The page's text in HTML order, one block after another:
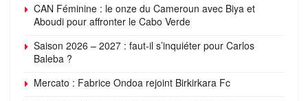
CAN Féminine : le onze du Cameroun avec Biya et
Aboudi pour affronter le Cabo Verde
Saison 2026 – 2027 : faut-il s’inquiéter pour Carlos
Baleba ?
Mercato : Fabrice Ondoa rejoint Birkirkara Fc